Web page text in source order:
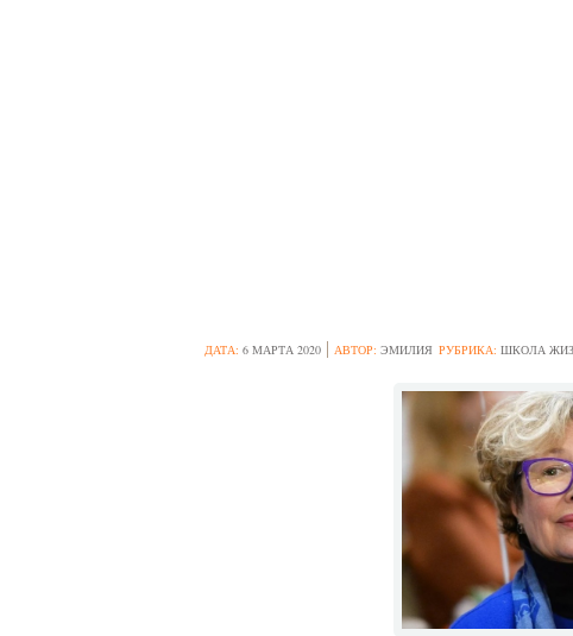
ДАТА: 6 МАРТА 2020 АВТОР: ЭМИЛИЯ РУБРИКА: ШКОЛА